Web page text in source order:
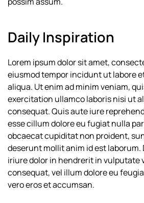
Daily Inspiration
Lorem ipsum dolor sit amet,
eiusmod tempor incidunt ut labore
aliqua. Ut enim ad minim veniam,
exercitation ullamco laboris nisi ut
consequat. Quis aute iure
esse cillum dolore eu fugiat nulla
obcaecat cupiditat non proident,
deserunt mollit anim id est laborum.
iriure dolor in hendrerit in vulputate
consequat, vel illum dolore eu
vero eros et accumsan.